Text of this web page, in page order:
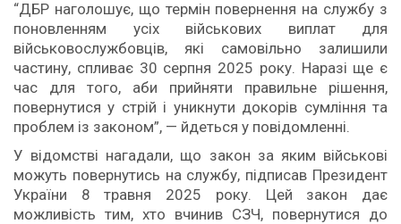
“ДБР наголошує, що термін повернення на службу з
поновленням усіх військових виплат для
військовослужбовців, які самовільно залишили
частину, спливає 30 серпня 2025 року. Наразі ще є
час для того, аби прийняти правильне рішення,
повернутися у стрій і уникнути докорів сумління та
проблем із законом”, — йдеться у повідомленні.
У відомстві нагадали, що закон за яким військові
можуть повернутись на службу, підписав Президент
України 8 травня 2025 року. Цей закон дає
можливість тим, хто вчинив СЗЧ, повернутися до